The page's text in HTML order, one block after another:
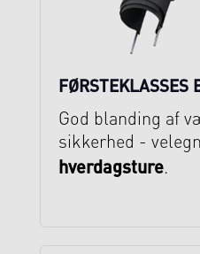
FØRSTEKLASSES
God blanding af
sikkerhed -
hverdagsture.